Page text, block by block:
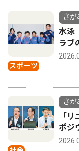
スポーツ
さ
水泳
ラブ
さ
「
ポジ